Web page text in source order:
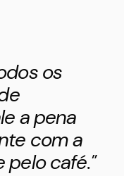
os
a pena
com a
pelo café."